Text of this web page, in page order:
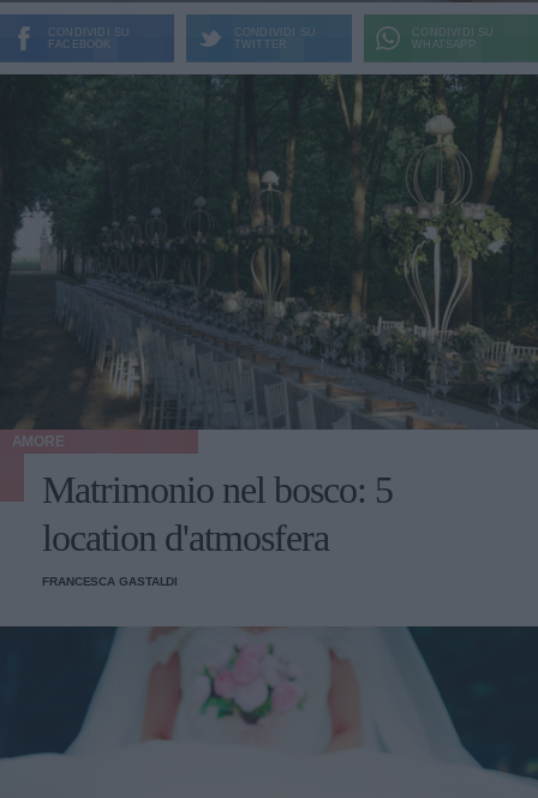
CONDIVIDI SU
FACEBOOK
CONDIVIDI SU
TWITTER
CONDIVIDI SU
WHATSAPP
AMORE
Matrimonio nel bosco: 5
location d'atmosfera
FRANCESCA GASTALDI